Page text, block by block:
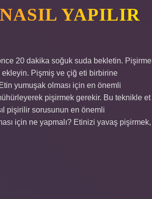
YAPILIR
20 dakika soğuk suda bekletin. Pişirme
ekleyin. Pişmiş ve çiğ eti birbirine
yumuşak olması için en önemli
pişirmek gerekir. Bu teknikle et
pişirilir sorusunun en önemli
için ne yapmalı? Etinizi yavaş pişirmek,